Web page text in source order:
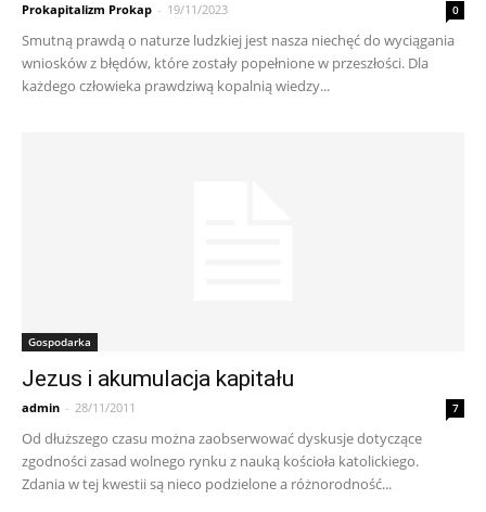
Prokapitalizm Prokap - 19/11/2023 0
Smutną prawdą o naturze ludzkiej jest nasza niechęć do wyciągania
wniosków z błędów, które zostały popełnione w przeszłości. Dla
każdego człowieka prawdziwą kopalnią wiedzy...
Gospodarka
Jezus i akumulacja kapitału
admin - 28/11/2011 7
Od dłuższego czasu można zaobserwować dyskusje dotyczące
zgodności zasad wolnego rynku z nauką kościoła katolickiego.
Zdania w tej kwestii są nieco podzielone a różnorodność...